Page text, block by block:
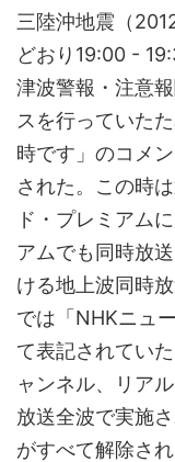
三陸沖地震（
どおり19:00 -
津波警報・注意
スを行っていた
時です」のコメ
された。この時
ド・プレミアム
アムでも同時放
ける地上波同時
では「NHKニュ
て表記されてい
ャンネル、リア
放送全波で実施
がすべて解除さ